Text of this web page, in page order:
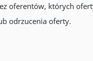
oferentów, których
odrzucenia oferty.